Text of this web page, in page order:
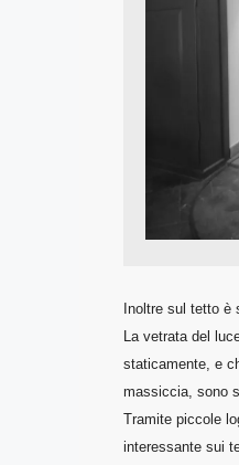
Inoltre sul tetto
La vetrata del
staticamente, e
massiccia, sono
Tramite piccole
interessante sui